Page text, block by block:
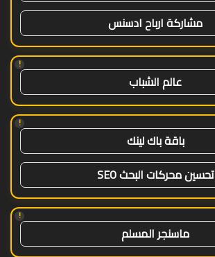
مشاركة ارباح ادسنس
!
عالم الشباب
!
باقة باك لينك
تحسين محركات البحث SEO
!
ماسنجر المسلم